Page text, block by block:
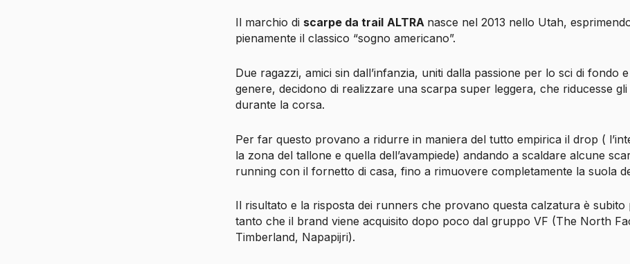
Il marchio di scarpe da trail ALTRA nasce nel 2013 nello Utah,
pienamente il classico “sogno americano”.
Due ragazzi, amici sin dall’infanzia, uniti dalla passione per lo sci di fondo
genere, decidono di realizzare una scarpa super leggera, che riducesse
durante la corsa.
Per far questo provano a ridurre in maniera del tutto empirica il drop (
la zona del tallone e quella dell’avampiede) andando a scaldare alcune
running con il fornetto di casa, fino a rimuovere completamente la suola
Il risultato e la risposta dei runners che provano questa calzatura è subito
tanto che il brand viene acquisito dopo poco dal gruppo VF (The North
Timberland, Napapijri).